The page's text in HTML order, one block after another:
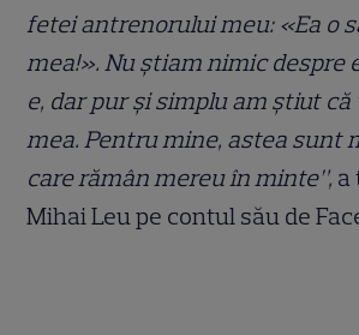
fetei antrenorului meu: «Ea o
mea!». Nu știam nimic despre
e, dar pur și simplu am știut că
mea. Pentru mine, astea sunt
care rămân mereu în minte”, a
Mihai Leu pe contul său de